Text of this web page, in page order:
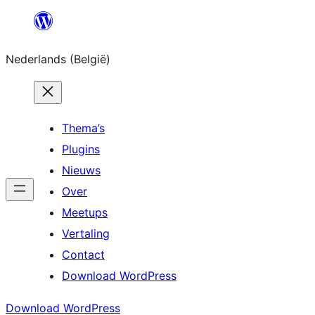
Spring
de
inhoud
Nederlands (België)
Thema’s
Plugins
Nieuws
Over
Meetups
Vertaling
Contact
Download WordPress
Download WordPress